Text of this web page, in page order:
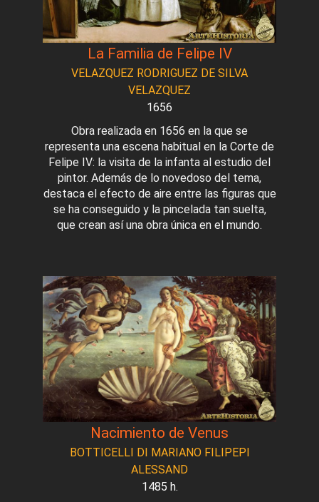
La Familia de Felipe IV
VELAZQUEZ RODRIGUEZ DE SILVA
VELAZQUEZ
1656
Obra realizada en 1656 en la que se
representa una escena habitual en la Corte de
Felipe IV: la visita de la infanta al estudio del
pintor. Además de lo novedoso del tema,
destaca el efecto de aire entre las figuras que
se ha conseguido y la pincelada tan suelta,
que crean así una obra única en el mundo.
Nacimiento de Venus
BOTTICELLI DI MARIANO FILIPEPI
ALESSAND
1485 h.